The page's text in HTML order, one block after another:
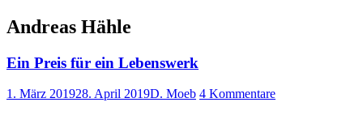
Andreas Hähle
Ein Preis für ein Lebenswerk
1. März 201928. April 2019D. Moeb 4 Kommentare